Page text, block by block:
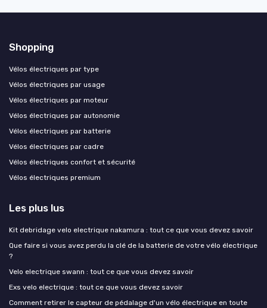
Shopping
Vélos électriques par type
Vélos électriques par usage
Vélos électriques par moteur
Vélos électriques par autonomie
Vélos électriques par batterie
Vélos électriques par cadre
Vélos électriques confort et sécurité
Vélos électriques premium
Les plus lus
Kit debridage velo electrique nakamura : tout ce que vous devez savoir
Que faire si vous avez perdu la clé de la batterie de votre vélo électrique
?
Velo electrique swann : tout ce que vous devez savoir
Exs velo electrique : tout ce que vous devez savoir
Comment retirer le capteur de pédalage d'un vélo électrique en toute